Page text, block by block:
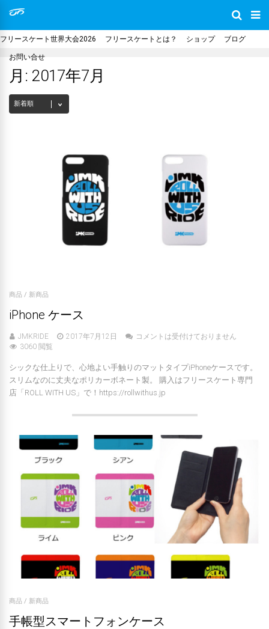
フリースケート世界大会2026 フリースケートとは？ ショップ ブログ
お問い合せ
月: 2017年7月
商品 / 新商品
iPhone ケース
JMKRIDE 2017年7月12日
コメントは受付けておりません
3060 閲覧
シックな仕上りで、心地よい手触りのマットタイプiPhoneケースです。
スリムなのに丈夫なポリカーボネート製。 購入はフリースケート専門
店「ROLL WITH US」で！https://rollwithus.jp
商品 / 新商品
手帳型スマートフォンケース